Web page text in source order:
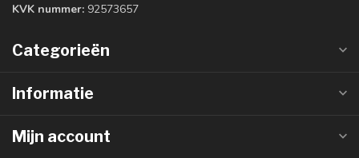
KVK nummer: 92573657
Categorieën
Informatie
Mijn account